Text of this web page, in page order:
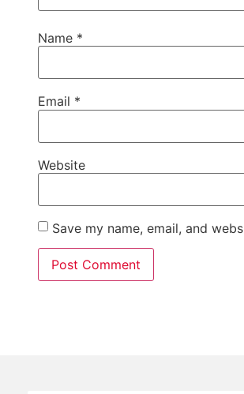
Name *
Email *
Website
Save my name, email, and